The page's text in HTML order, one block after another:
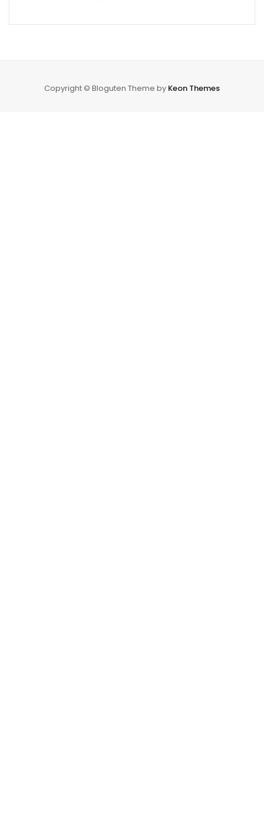
Copyright © Bloguten Theme by Keon Themes